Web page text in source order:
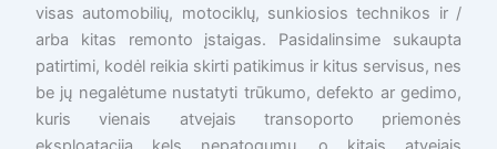
visas automobilių, motociklų, sunkiosios technikos ir /
arba kitas remonto įstaigas. Pasidalinsime sukaupta
patirtimi, kodėl reikia skirti patikimus ir kitus servisus, nes
be jų negalėtume nustatyti trūkumo, defekto ar gedimo,
kuris vienais atvejais transoporto priemonės